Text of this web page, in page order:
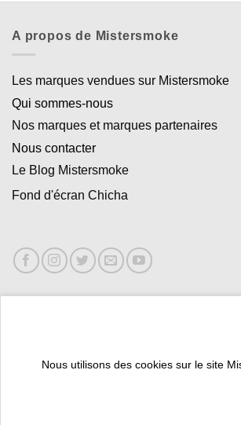
A propos de Mistersmoke
Les marques vendues sur Mistersmoke
Qui sommes-nous
Nos marques et marques partenaires
Nous contacter
Le Blog Mistersmoke
Fond d'écran Chicha
Nous utilisons des cookies sur le site